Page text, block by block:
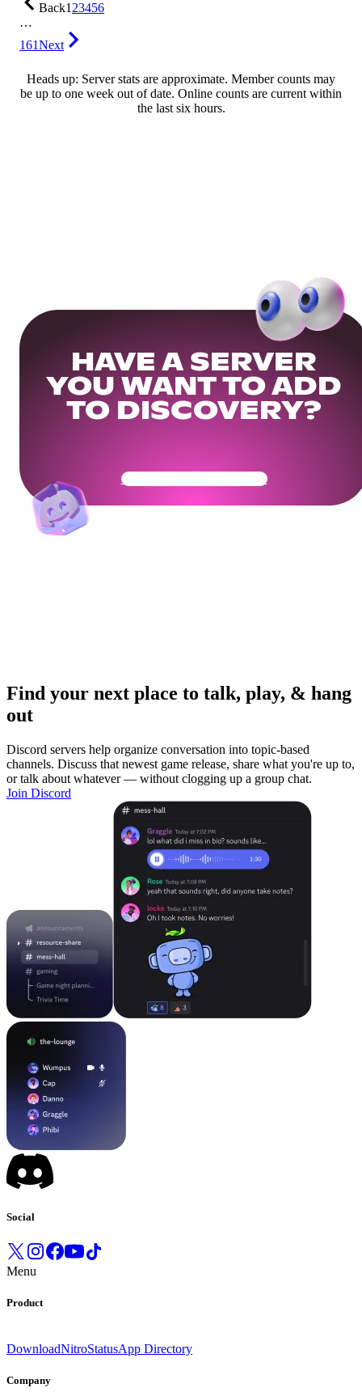
Back123456
…
161Next
Heads up: Server stats are approximate. Member counts may
be up to one week out of date. Online counts are current within
the last six hours.
HAVE A SERVER
YOU WANT TO ADD
TO DISCOVERY?
Get Your Community Ready
Find your next place to talk, play, & hang
out
Discord servers help organize conversation into topic-based
channels. Discuss that newest game release, share what you're up to,
or talk about whatever — without clogging up a group chat.
Join Discord
Social
Menu
Product
DownloadNitroStatusApp Directory
Company